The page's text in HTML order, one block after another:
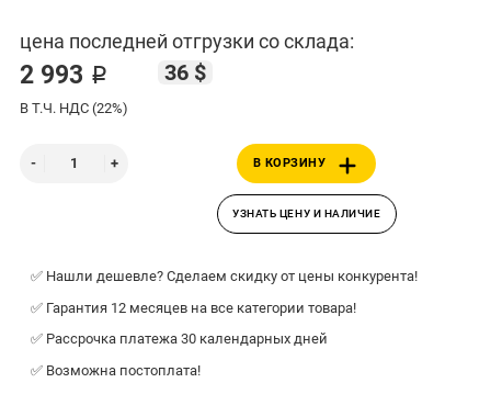
цена последней отгрузки со склада:
2 993 ₽ 36 $
В Т.Ч. НДС (22%)
В КОРЗИНУ
УЗНАТЬ ЦЕНУ И НАЛИЧИЕ
✅ Нашли дешевле? Сделаем скидку от цены конкурента!
✅ Гарантия 12 месяцев на все категории товара!
✅ Рассрочка платежа 30 календарных дней
✅ Возможна постоплата!